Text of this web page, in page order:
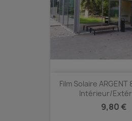
Film Solaire ARGENT
Intérieur/
Prix
9,80 €